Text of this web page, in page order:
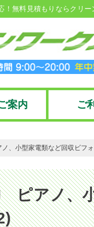
無料見積もりならクリー
案内 ご
小型家電類など回収ビフ
アノ、